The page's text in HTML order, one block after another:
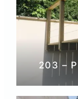
203 –